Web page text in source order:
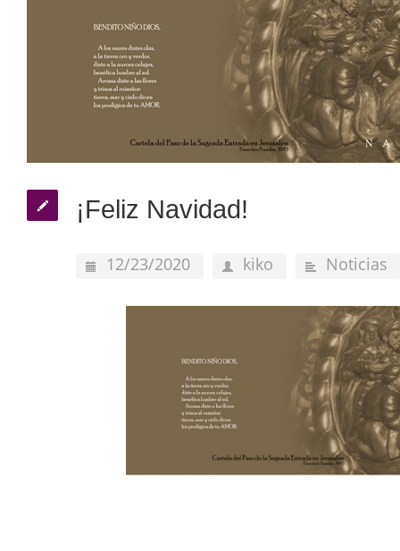
¡Feliz Navidad!
12/23/2020 kiko Noticias